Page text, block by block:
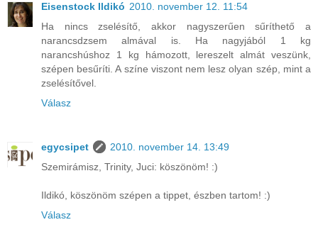
Eisenstock Ildikó 2010. november 12. 11:54
Ha nincs zselésítő, akkor nagyszerűen sűríthető a
narancsdzsem almával is. Ha nagyjából 1 kg
narancshúshoz 1 kg hámozott, lereszelt almát veszünk,
szépen besűríti. A színe viszont nem lesz olyan szép, mint a
zselésítővel.
Válasz
egycsipet
2010. november 14. 13:49
Szemirámisz, Trinity, Juci: köszönöm! :)
Ildikó, köszönöm szépen a tippet, észben tartom! :)
Válasz